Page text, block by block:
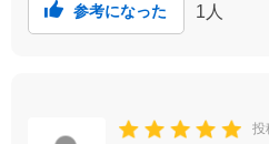
参考になった 1 人
投